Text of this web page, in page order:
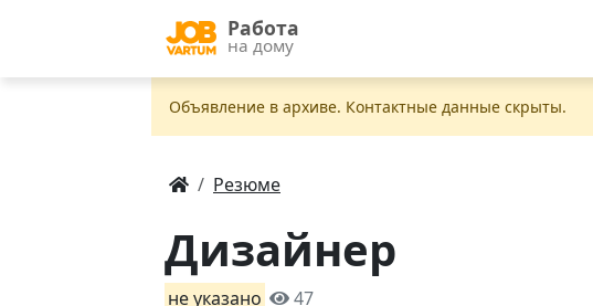
Работа
на дому
Объявление в apxивe. Контактные данные скрыты.
Резюме
Дизайнер
не указано 47